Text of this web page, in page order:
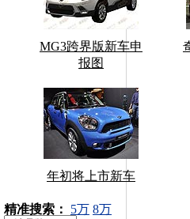
MG3跨界版新车申
报图
年初将上市新车
车型搜索：
精准搜索： 5万 8万